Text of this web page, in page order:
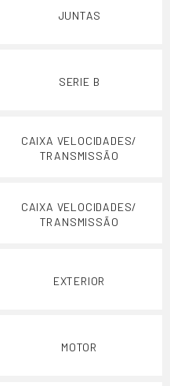
JUNTAS
SERIE B
CAIXA VELOCIDADES/
TRANSMISSÃO
CAIXA VELOCIDADES/
TRANSMISSÃO
EXTERIOR
MOTOR